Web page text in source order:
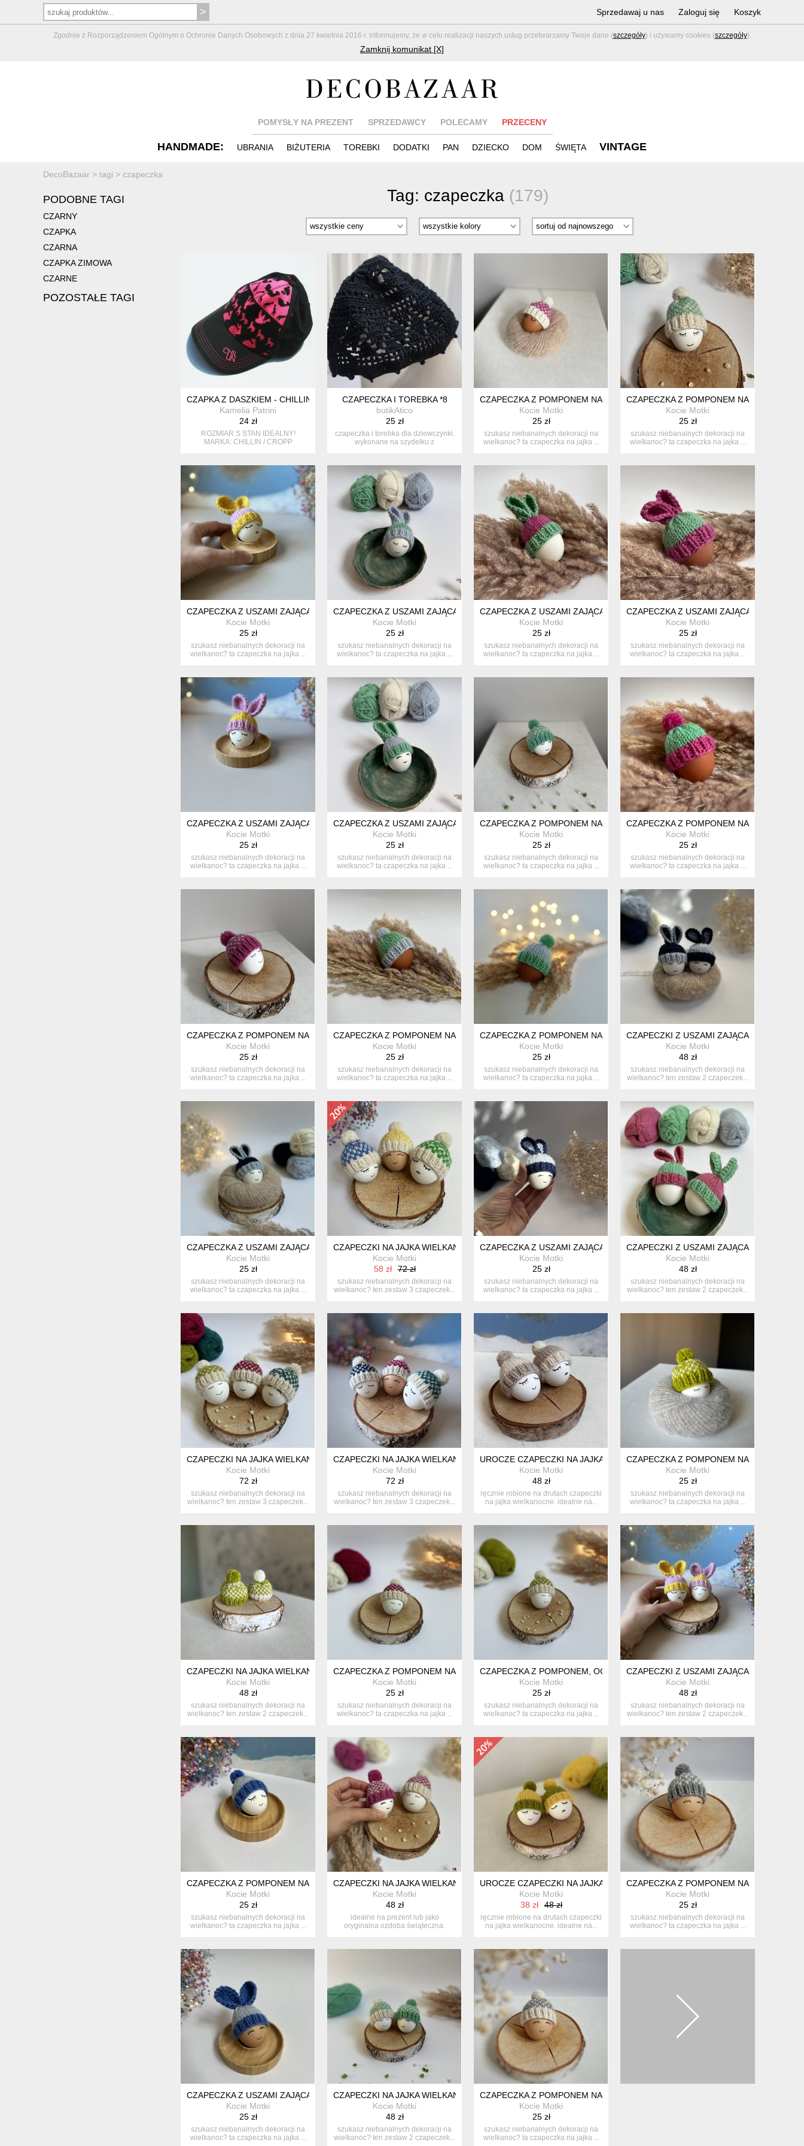
Zgodnie z Rozporządzeniem Ogólnym o Ochronie Danych Osobowych z dnia 27 kwietnia 2016 r. informujemy, że w celu realizacji naszych usług przetwarzamy Twoje dane (szczegóły) i używamy cookies (szczegóły).
Zamknij komunikat [X]
Sprzedawaj u nas Zaloguj się Koszyk
POMYSŁY NA PREZENT SPRZEDAWCY POLECAMY PRZECENY
HANDMADE: UBRANIA BIŻUTERIA TOREBKI DODATKI PAN DZIECKO DOM ŚWIĘTA VINTAGE
DecoBazaar > tagi > czapeczka
PODOBNE TAGI
CZARNY
CZAPKA
CZARNA
CZAPKA ZIMOWA
CZARNE
POZOSTAŁE TAGI
Tag: czapeczka (179)
CZAPKA Z DASZKIEM - CHILLIN
Kamelia Patrini
24 zł
ROZMIAR S STAN IDEALNY!
MARKA: CHILLIN / CROPP
CZAPECZKA I TOREBKA *8
butikAtico
25 zł
czapeczka i torebka dla dziewczynki.
wykonane na szydełku z
CZAPECZKA Z POMPONEM NA JAJKA WIELKANOCNE - 1 SZT.
Kocie Motki
25 zł
szukasz niebanalnych dekoracji na
wielkanoc? ta czapeczka na jajka ...
CZAPECZKA Z POMPONEM NA JAJKA
Kocie Motki
25 zł
szukasz niebanalnych dekoracji na
wielkanoc? ta czapeczka na jajka ...
CZAPECZKA Z USZAMI ZAJĄCA NA JAJKA WIELKANOCNE - 1 SZT.
Kocie Motki
25 zł
szukasz niebanalnych dekoracji na
wielkanoc? ta czapeczka na jajka ...
CZAPECZKA Z USZAMI ZAJĄCA NA JAJKA WIELKANOCNE - 1 SZT.
Kocie Motki
25 zł
szukasz niebanalnych dekoracji na
wielkanoc? ta czapeczka na jajka ...
CZAPECZKA Z USZAMI ZAJĄCA NA JAJKA WIELKANOCNE - 1 SZT.
Kocie Motki
25 zł
szukasz niebanalnych dekoracji na
wielkanoc? ta czapeczka na jajka ...
CZAPECZKA Z USZAMI ZAJĄCA NA JAJKA
Kocie Motki
25 zł
szukasz niebanalnych dekoracji na
wielkanoc? ta czapeczka na jajka ...
CZAPECZKA Z USZAMI ZAJĄCA NA JAJKA WIELKANOCNE - 1 SZT.
Kocie Motki
25 zł
szukasz niebanalnych dekoracji na
wielkanoc? ta czapeczka na jajka ...
CZAPECZKA Z USZAMI ZAJĄCA NA JAJKA WIELKANOCNE - 1 SZT.
Kocie Motki
25 zł
szukasz niebanalnych dekoracji na
wielkanoc? ta czapeczka na jajka ...
CZAPECZKA Z POMPONEM NA JAJKA WIELKANOCNE - 1 SZT.
Kocie Motki
25 zł
szukasz niebanalnych dekoracji na
wielkanoc? ta czapeczka na jajka ...
CZAPECZKA Z POMPONEM NA JAJKA
Kocie Motki
25 zł
szukasz niebanalnych dekoracji na
wielkanoc? ta czapeczka na jajka ...
CZAPECZKA Z POMPONEM NA JAJKA WIELKANOCNE - 1 SZT.
Kocie Motki
25 zł
szukasz niebanalnych dekoracji na
wielkanoc? ta czapeczka na jajka ...
CZAPECZKA Z POMPONEM NA JAJKA WIELKANOCNE - 1 SZT.
Kocie Motki
25 zł
szukasz niebanalnych dekoracji na
wielkanoc? ta czapeczka na jajka ...
CZAPECZKA Z POMPONEM NA JAJKA WIELKANOCNE - 1 SZT.
Kocie Motki
25 zł
szukasz niebanalnych dekoracji na
wielkanoc? ta czapeczka na jajka ...
CZAPECZKI Z USZAMI ZAJĄCA NA JAJKA
Kocie Motki
48 zł
szukasz niebanalnych dekoracji na
wielkanoc? ten zestaw 2 czapeczek...
CZAPECZKA Z USZAMI ZAJĄCA NA JAJKA WIELKANOCNE - 1 SZT.
Kocie Motki
25 zł
szukasz niebanalnych dekoracji na
wielkanoc? ta czapeczka na jajka ...
CZAPECZKI NA JAJKA WIELKANOCNE - ZESTAW 3 SZT. (NIEBIESKI, ŻÓŁTY, ZIELONY)
Kocie Motki
58 zł
72 zł
szukasz niebanalnych dekoracji na
wielkanoc? ten zestaw 3 czapeczek...
CZAPECZKA Z USZAMI ZAJĄCA NA JAJKA WIELKANOCNE - 1 SZT.
Kocie Motki
25 zł
szukasz niebanalnych dekoracji na
wielkanoc? ta czapeczka na jajka ...
CZAPECZKI Z USZAMI ZAJĄCA NA JAJKA
Kocie Motki
48 zł
szukasz niebanalnych dekoracji na
wielkanoc? ten zestaw 2 czapeczek...
CZAPECZKI NA JAJKA WIELKANOCNE - ZESTAW 3 SZT. (LIMONKA, MALINA, MORSKI)
Kocie Motki
72 zł
szukasz niebanalnych dekoracji na
wielkanoc? ten zestaw 3 czapeczek...
CZAPECZKI NA JAJKA WIELKANOCNE - ZESTAW 3 SZT. (GRANAT, MALINA, MORSKI)
Kocie Motki
72 zł
szukasz niebanalnych dekoracji na
wielkanoc? ten zestaw 3 czapeczek...
UROCZE CZAPECZKI NA JAJKA - ZESTAW 2 SZT. DEKORACJE WIELKANOCNE
Kocie Motki
48 zł
ręcznie robione na drutach czapeczki
na jajka wielkanocne. idealne na...
CZAPECZKA Z POMPONEM NA JAJKA
Kocie Motki
25 zł
szukasz niebanalnych dekoracji na
wielkanoc? ta czapeczka na jajka ...
CZAPECZKI NA JAJKA WIELKANOCNE, OCIEPLACZE - ZESTAW 2 SZT. DEKORACJE WIELKANOCNE
Kocie Motki
48 zł
szukasz niebanalnych dekoracji na
wielkanoc? ten zestaw 2 czapeczek...
CZAPECZKA Z POMPONEM NA JAJKA, OCIEPLACZ - 1 SZT. DEKORACJE WIELKANOCNE
Kocie Motki
25 zł
szukasz niebanalnych dekoracji na
wielkanoc? ta czapeczka na jajka ...
CZAPECZKA Z POMPONEM, OCIEPLACZ NA JAJKO - 1 SZT. DEKORACJE
Kocie Motki
25 zł
szukasz niebanalnych dekoracji na
wielkanoc? ta czapeczka na jajka ...
CZAPECZKI Z USZAMI ZAJĄCA NA JAJKA
Kocie Motki
48 zł
szukasz niebanalnych dekoracji na
wielkanoc? ten zestaw 2 czapeczek...
CZAPECZKA Z POMPONEM NA JAJKA WIELKANOCNE - 1 SZT.
Kocie Motki
25 zł
szukasz niebanalnych dekoracji na
wielkanoc? ta czapeczka na jajka ...
CZAPECZKI NA JAJKA WIELKANOCNE - ZESTAW 2 SZT.
Kocie Motki
48 zł
idealne na prezent lub jako
oryginalna ozdoba świąteczna.
UROCZE CZAPECZKI NA JAJKA - ZESTAW 2 SZT. DEKORACJE WIELKANOCNE
Kocie Motki
38 zł
48 zł
ręcznie robione na drutach czapeczki
na jajka wielkanocne. idealne na...
CZAPECZKA Z POMPONEM NA JAJKA
Kocie Motki
25 zł
szukasz niebanalnych dekoracji na
wielkanoc? ta czapeczka na jajka ...
CZAPECZKA Z USZAMI ZAJĄCA NA JAJKA WIELKANOCNE - 1 SZT.
Kocie Motki
25 zł
szukasz niebanalnych dekoracji na
wielkanoc? ta czapeczka na jajka ...
CZAPECZKI NA JAJKA WIELKANOCNE - ZESTAW 2 SZT.
Kocie Motki
48 zł
szukasz niebanalnych dekoracji na
wielkanoc? ten zestaw 2 czapeczek...
CZAPECZKA Z POMPONEM NA JAJKA WIELKANOCNE - 1 SZT.
Kocie Motki
25 zł
szukasz niebanalnych dekoracji na
wielkanoc? ta czapeczka na jajka ...